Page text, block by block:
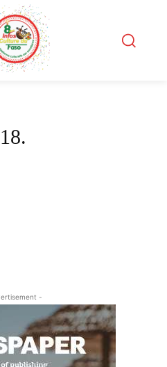
-